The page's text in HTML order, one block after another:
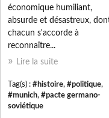
économique humiliant,
absurde et désastreux,
chacun s'accorde à
reconnaître...
Lire la suite
Tag(s) : #histoire, #politique,
#munich, #pacte germano-
soviétique